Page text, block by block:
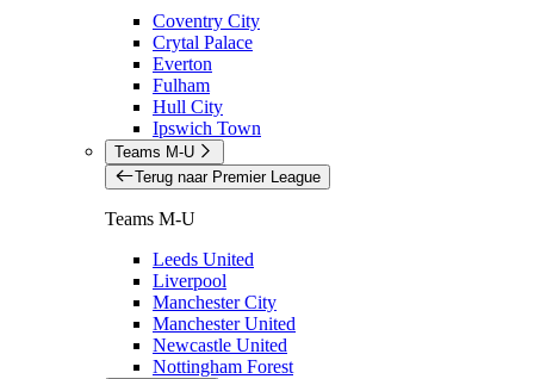
Coventry City
Crytal Palace
Everton
Fulham
Hull City
Ipswich Town
Teams M-U
Terug naar Premier League
Teams M-U
Leeds United
Liverpool
Manchester City
Manchester United
Newcastle United
Nottingham Forest